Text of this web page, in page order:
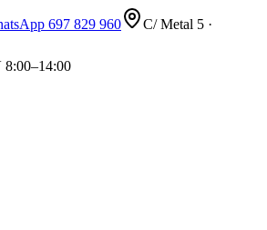
697 829 960
C/ Metal 5 ·
8:00–14:00